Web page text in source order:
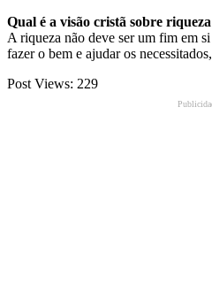
Qual é a visão cristã sobre
A riqueza não deve ser um fim em
fazer o bem e ajudar os
Post Views: 229